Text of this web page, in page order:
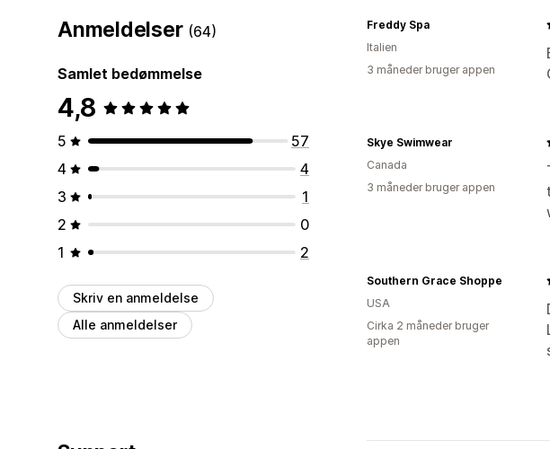
Anmeldelser (64)
Samlet bedømmelse
4,8
5
57
4
4
3
1
2
0
1
2
Skriv en anmeldelse
Alle anmeldelser
Freddy Spa
Italien
3 måneder bruger appen
Skye Swimwear
Canada
3 måneder bruger appen
Southern Grace Shoppe
USA
Cirka 2 måneder bruger
appen